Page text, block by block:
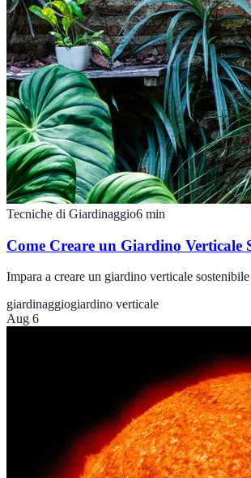
Tecniche di Giardinaggio6 min
Come Creare un Giardino Verticale
Impara a creare un giardino verticale
giardinaggiogiardino verticale
Aug 6